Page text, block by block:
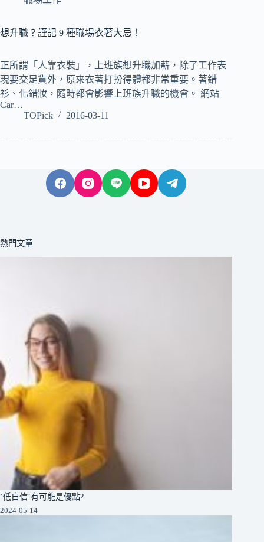
想升職？謹記 9 種職場衣著大忌！
正所謂「人靠衣裝」，上班族想升職加薪，除了工作表
現要交足貨外，原來衣著打扮得體都非常重要。著錯
衫、化錯妝，隨時都會影響上班族升職的機會。 網站
Car…
TOPick
2016-03-11
熱門文章
‘低自信’有可能是優點?
2024-05-14